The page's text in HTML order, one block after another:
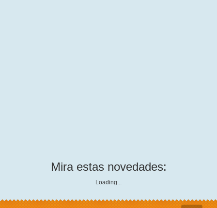
Mira estas novedades:
Loading...